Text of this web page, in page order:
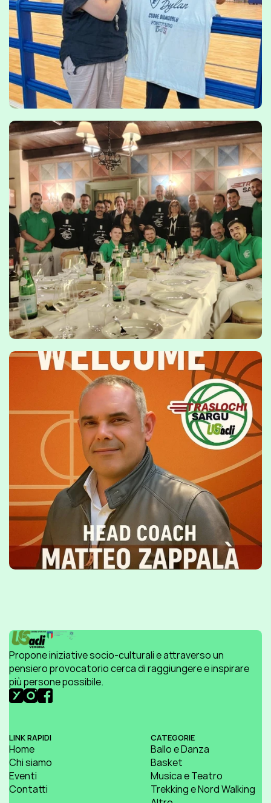
Propone iniziative socio-culturali e attraverso un
pensiero provocatorio cerca di raggiungere e inspirare
più persone possibile.
LINK RAPIDI
Home
Chi siamo
Eventi
Contatti
CATEGORIE
Ballo e Danza
Basket
Musica e Teatro
Trekking e Nord Walking